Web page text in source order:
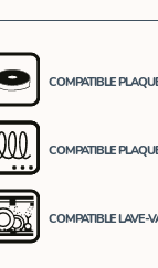
COMPATIBLE
COMPATIBLE
COMPATIBLE LAVE-